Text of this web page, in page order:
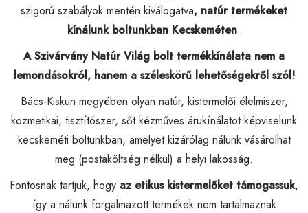
szigorú szabályok mentén kiválogatva, natúr termékeket
kínálunk boltunkban Kecskeméten.
A Szivárvány Natúr Világ bolt termékkínálata nem a
lemondásokról, hanem a széleskörű lehetőségekről szól!
Bács-Kiskun megyében olyan natúr, kistermelői élelmiszer,
kozmetikai, tisztítószer, sőt kézműves árukínálatot képviselünk
kecskeméti boltunkban, amelyet kizárólag nálunk vásárolhat
meg (postaköltség nélkül) a helyi lakosság.
Fontosnak tartjuk, hogy az etikus kistermelőket támogassuk,
így a nálunk forgalmazott termékek nem tartalmaznak